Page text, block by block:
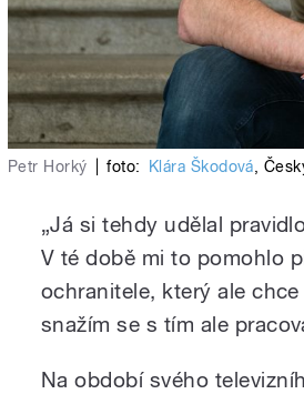
Petr Horký foto: Klára Škodová,
„Já si tehdy udělal
V té době mi to pomohlo
ochranitele, který ale
snažím se s tím ale
Na období svého